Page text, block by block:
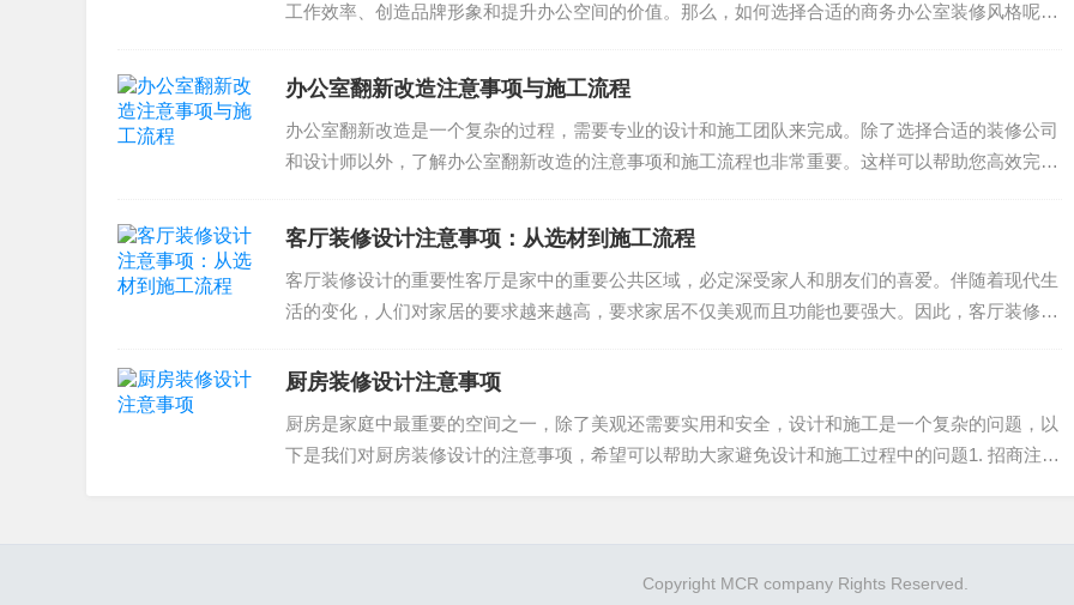
工作效率、创造品牌形象和提升办公空间的价值。那么，如何选择合适的商务办公室装修风格呢？
办公室翻新改造注意事项与施工流程
办公室翻新改造是一个复杂的过程，需要专业的设计和施工团队来完成。除了选择合适的装修公司
和设计师以外，了解办公室翻新改造的注意事项和施工流程也非常重要。这样可以帮助您高效完成
客厅装修设计注意事项：从选材到施工流程
客厅装修设计的重要性客厅是家中的重要公共区域，必定深受家人和朋友们的喜爱。伴随着现代生
活的变化，人们对家居的要求越来越高，要求家居不仅美观而且功能也要强大。因此，客厅装修设
厨房装修设计注意事项
厨房是家庭中最重要的空间之一，除了美观还需要实用和安全，设计和施工是一个复杂的问题，以
下是我们对厨房装修设计的注意事项，希望可以帮助大家避免设计和施工过程中的问题1. 招商注意
Copyright MCR company Rights Reserved.